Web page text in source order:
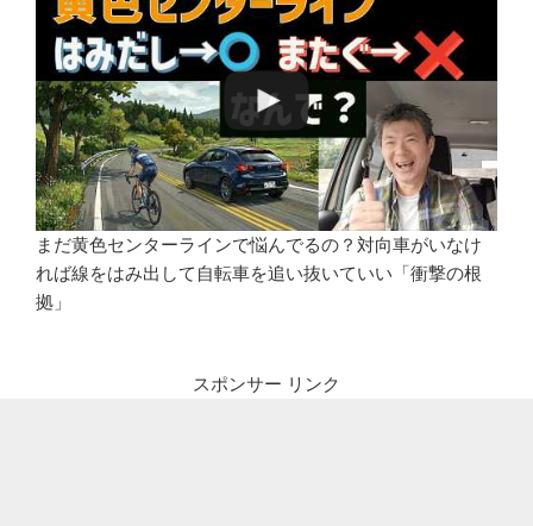
まだ黄色センターラインで悩んでるの？対向車がいなけ
れば線をはみ出して自転車を追い抜いていい「衝撃の根
拠」
スポンサー リンク